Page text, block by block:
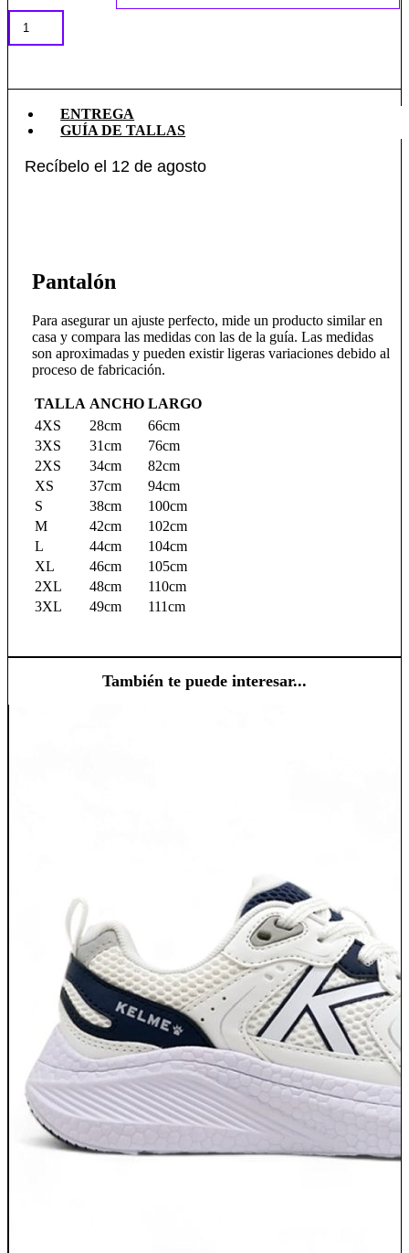
Pantalón
Tornado
Egitto
ENTREGA
GUÍA DE TALLAS
Recíbelo el 12 de agosto
Pantalón
Para asegurar un ajuste perfecto, mide un producto similar en
casa y compara las medidas con las de la guía. Las medidas
son aproximadas y pueden existir ligeras variaciones debido al
proceso de fabricación.
TALLA ANCHO LARGO
4XS
28cm
66cm
3XS
31cm
76cm
2XS
34cm
82cm
XS
37cm
94cm
S
38cm
100cm
M
42cm
102cm
L
44cm
104cm
XL
46cm
105cm
2XL
48cm
110cm
3XL
49cm 111cm
También te puede interesar...